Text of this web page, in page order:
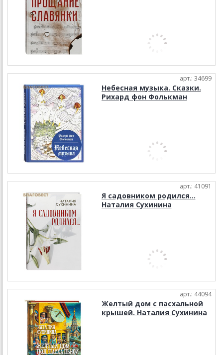
арт.: 34699
Небесная музыка. Сказки.
Рихард фон Фолькман
арт.: 41091
Я садовником родился...
Наталия Сухинина
арт.: 44094
Желтый дом с пасхальной
крышей. Наталия Сухинина